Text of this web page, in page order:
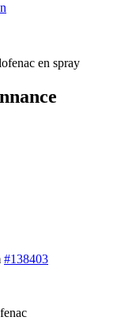
en spray
#138403